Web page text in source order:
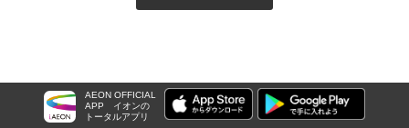
AEON OFFICIAL
APP
イオンの
トータルアプリ